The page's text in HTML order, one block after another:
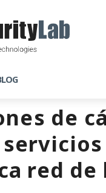
de
red